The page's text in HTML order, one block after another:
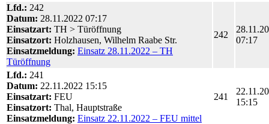
Lfd.: 242
Datum: 28.11.2022 07:17
Einsatzart: TH > Türöffnung
Einsatzort: Holzhausen, Wilhelm Raabe Str.
Einsatzmeldung: Einsatz 28.11.2022 – TH
Türöffnung
242
07:17
Lfd.: 241
Datum: 22.11.2022 15:15
Einsatzart: FEU
Einsatzort: Thal, Hauptstraße
Einsatzmeldung: Einsatz 22.11.2022 – FEU mittel
241
15:15